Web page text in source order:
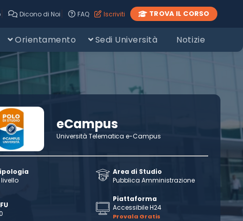
| Dicono di Noi| FAQ Iscriviti TROVA IL CORSO
Orientamento Sedi Università Notizie
eCampus
Università Telematica e-Campus
livello
Area di Studio
Pubblica Amministrazione
Piattaforma
Accessibile H24
Provala Gratis